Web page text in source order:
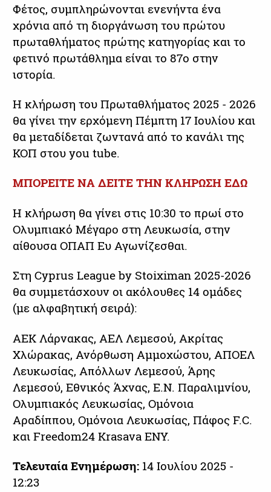
Φέτος, συμπληρώνονται ενενήντα ένα
χρόνια από τη διοργάνωση του πρώτου
πρωταθλήματος πρώτης κατηγορίας και το
φετινό πρωτάθλημα είναι το 87ο στην
ιστορία.
Η κλήρωση του Πρωταθλήματος 2025 - 2026
θα γίνει την ερχόμενη Πέμπτη 17 Ιουλίου και
θα μεταδίδεται ζωντανά από το κανάλι της
ΚΟΠ στου you tube.
ΜΠΟΡΕΙΤΕ ΝΑ ΔΕΙΤΕ ΤΗΝ ΚΛΗΡΩΣΗ ΕΔΩ
Η κλήρωση θα γίνει στις 10:30 το πρωί στο
Ολυμπιακό Μέγαρο στη Λευκωσία, στην
αίθουσα ΟΠΑΠ Ευ Αγωνίζεσθαι.
Στη Cyprus League by Stoiximan 2025-2026
θα συμμετάσχουν οι ακόλουθες 14 ομάδες
(με αλφαβητική σειρά):
ΑΕΚ Λάρνακας, ΑΕΛ Λεμεσού, Ακρίτας
Χλώρακας, Ανόρθωση Αμμοχώστου, ΑΠΟΕΛ
Λευκωσίας, Απόλλων Λεμεσού, Άρης
Λεμεσού, Εθνικός Άχνας, Ε.Ν. Παραλιμνίου,
Ολυμπιακός Λευκωσίας, Ομόνοια
Αραδίππου, Ομόνοια Λευκωσίας, Πάφος F.C.
και Freedom24 Krasava ENY.
Τελευταία Ενημέρωση: 14 Ιουλίου 2025 -
12:23